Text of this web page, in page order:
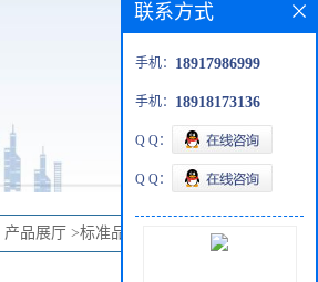
产品展厅 >标准品 非布司他-D9
联系方式
手机： 18917986999
手机： 18918173136
Q Q：
Q Q：